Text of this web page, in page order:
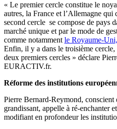
« Le premier cercle constitue le
autres, la France et l’Allemagne
second cercle se compose de pays
marché unique et par le mode de
comme notamment le Royaume-
Enfin, il y a dans le troisième
deux premiers cercles » déclare
EURACTIV.fr.
Réforme des institutions
Pierre Bernard-Reymond, conscient
grandissant, appelle à ré-enchanter
modifiant en profondeur les